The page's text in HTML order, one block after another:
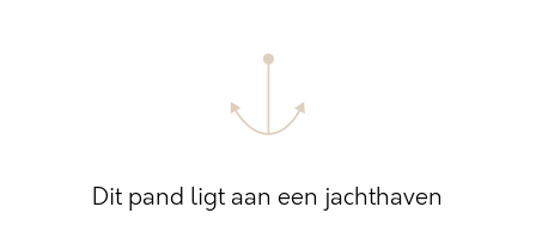
Dit pand ligt aan een jachthaven